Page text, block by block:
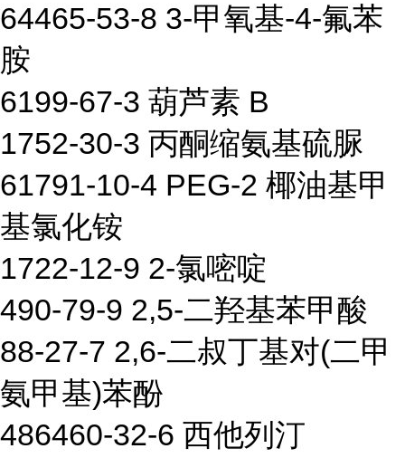
64465-53-8 3-甲氧基-4-氟苯
胺
6199-67-3 葫芦素 B
1752-30-3 丙酮缩氨基硫脲
61791-10-4 PEG-2 椰油基甲
基氯化铵
1722-12-9 2-氯嘧啶
490-79-9 2,5-二羟基苯甲酸
88-27-7 2,6-二叔丁基对(二甲
氨甲基)苯酚
486460-32-6 西他列汀